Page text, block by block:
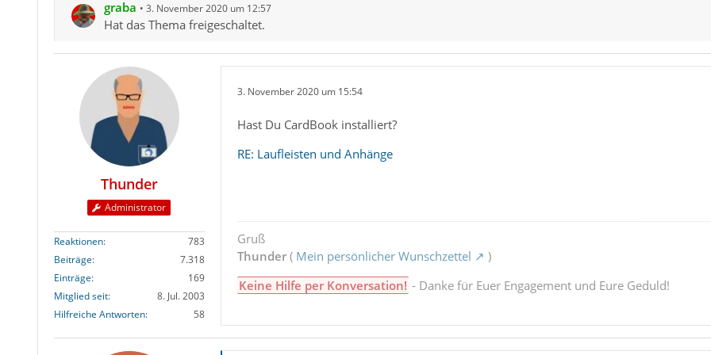
graba 3. November 2020 um 12:57
Hat das Thema freigeschaltet.
Thunder
Administrator
Reaktionen
783
Beiträge
7.318
Einträge
169
Mitglied seit
8. Jul. 2003
Hilfreiche Antworten
58
3. November 2020 um 15:54
Hast Du CardBook installiert?
RE: Laufleisten und Anhänge
Gruß
Thunder( Mein persönlicher Wunschzettel
)
Keine Hilfe per Konversation! - Danke für Euer Engagement und Eure Geduld!